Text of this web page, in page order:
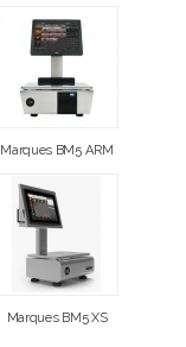
Marques BM5 ARM
Marques BM5 XS